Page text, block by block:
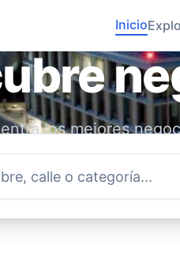
Inicio
los mejores
Conecta con